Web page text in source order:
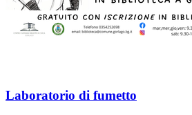
Laboratorio di fumetto